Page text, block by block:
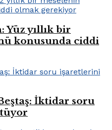
Yüz yıllık bir
konusunda ciddi
İktidar soru